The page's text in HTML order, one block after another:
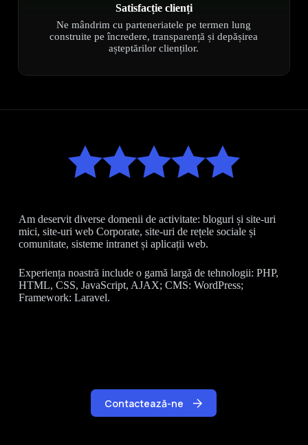
Satisfacție clienți
Ne mândrim cu parteneriatele pe termen lung
construite pe încredere, transparență și depășirea
așteptărilor clienților.
Am deservit diverse domenii de activitate: bloguri și site-uri
mici, site-uri web Corporate, site-uri de rețele sociale și
comunitate, sisteme intranet și aplicații web.
Experiența noastră include o gamă largă de tehnologii: PHP,
HTML, CSS, JavaScript, AJAX; CMS: WordPress;
Framework: Laravel.
Contactează-ne